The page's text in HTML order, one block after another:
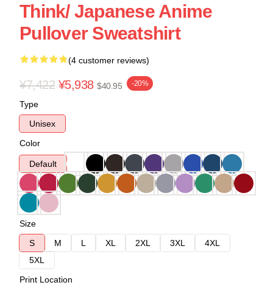
Think/ Japanese Anime
Pullover Sweatshirt
(4 customer reviews)
¥7,422 ¥5,938 $40.95 -20%
Type
Unisex
Color
Default
Size
S
M L XL 2XL 3XL
4XL
5XL
Print Location